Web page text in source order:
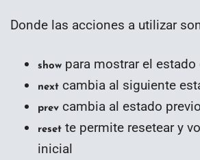
Donde las acciones a utilizar
show para mostrar el
next cambia al siguiente
prev cambia al estado previo
reset te permite resetear y
inicial